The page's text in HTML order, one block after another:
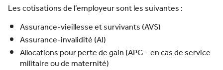
Les cotisations de l’employeur sont les suivantes :
Assurance-vieillesse et survivants (AVS)
Assurance-invalidité (AI)
Allocations pour perte de gain (APG – en cas de service
militaire ou de maternité)